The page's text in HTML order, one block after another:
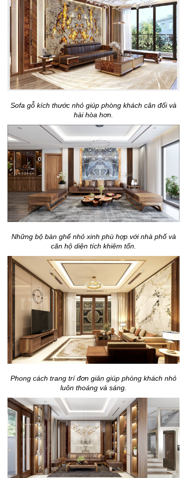
Sofa gỗ kích thước nhỏ giúp phòng khách cân đối và
hài hòa hơn.
Những bộ bàn ghế nhỏ xinh phù hợp với nhà phố và
căn hộ diện tích khiêm tốn.
Phong cách trang trí đơn giản giúp phòng khách nhỏ
luôn thoáng và sáng.